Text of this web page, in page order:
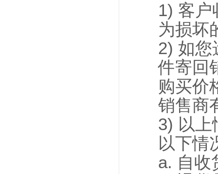
1) 客户
为损坏
2) 如您
件寄回
购买价
销售商
3) 以上
以下情
a. 自收